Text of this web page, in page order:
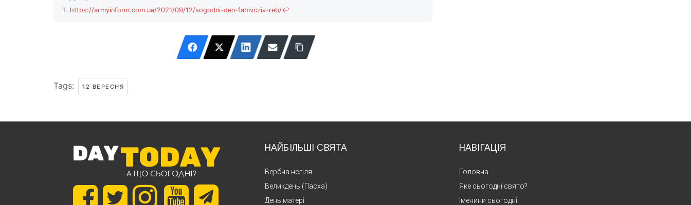
https://armyinform.com.ua/2021/09/12/sogodni-den-fahivcziv-reb/↩
Tags: 12 ВЕРЕСНЯ
НАЙБІЛЬШІ СВЯТА
Вербна неділя
Великдень (Пасха)
День матері
НАВІГАЦІЯ
Головна
Яке сьогодні свято?
Іменини сьогодні